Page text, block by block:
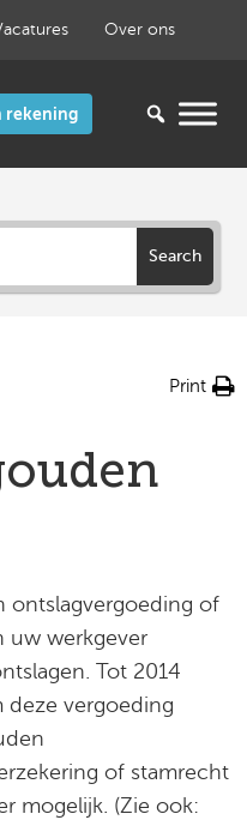
Over ons
rekening
Search
Print
ontslagvergoeding of
uw werkgever
Tot 2014
deze vergoeding
of stamrecht
mogelijk. (Zie ook: